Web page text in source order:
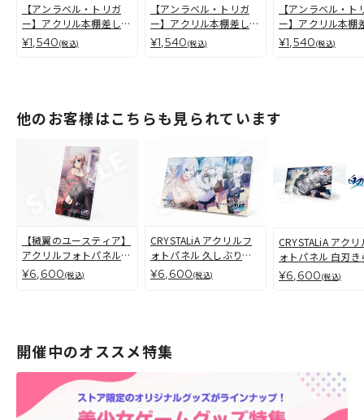
【アンラベル・トリガ
ー】アクリル本棚差しプ
レート ミリセント・シ
ルヴィア
¥1,540(税込)
【アンラベル・トリガ
ー】アクリル本棚差しプ
レート レイリ・若葉
¥1,540(税込)
【アンラベル・ト
ー】アクリル本棚
レート ソフィア・
ーシャ
¥1,540(税込)
他のお客様はこちらも見られています
【穢翼のユースティア】
アクリルフォトパネル
フィオネ・シルヴァリア
¥6,600(税込)
CRYSTALiA アクリルフ
ォトパネル 久しぶりの
四姉妹【朱雀四重奏】
¥6,600(税込)
CRYSTALiA アクリ
ォトパネル 白刃き
く恋しらべ
¥6,600(税込)
開催中のオススメ特集